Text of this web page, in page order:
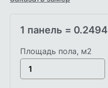
1 панель = 0.2494
Площадь пола, м2